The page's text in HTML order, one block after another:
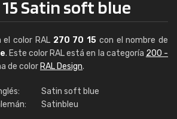
15 Satin soft blue
color RAL 270 70 15 con el nombre de
. Este color RAL está en la categoría 200 -
de color RAL Design.
Satin soft blue
Satinbleu